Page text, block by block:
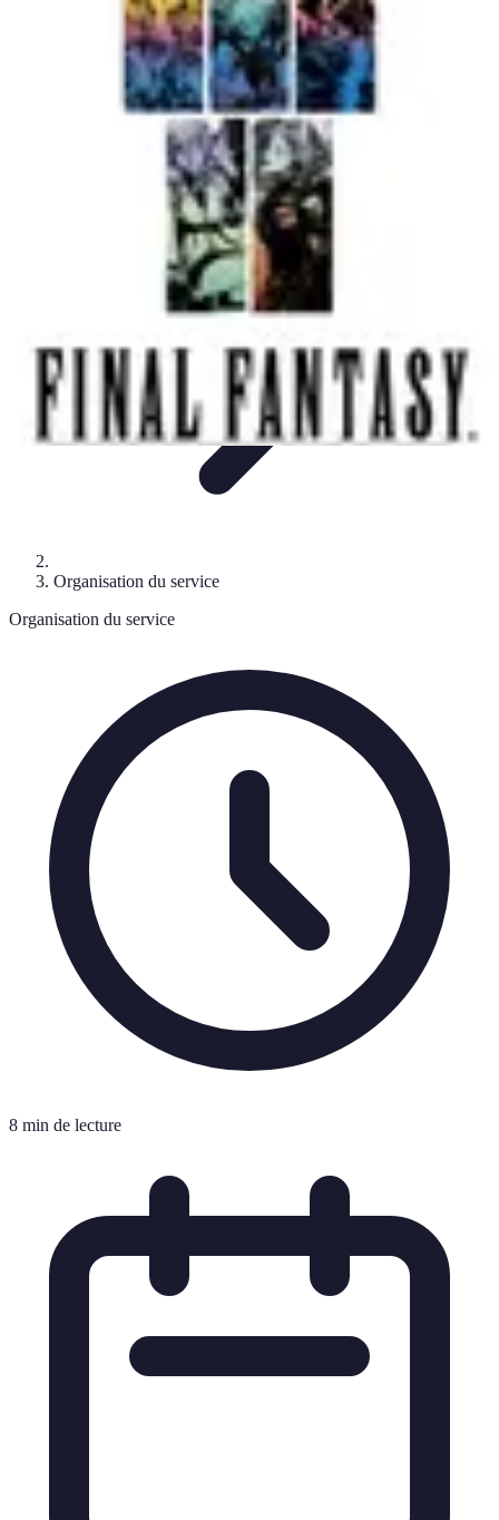
Services Mémoriaux
PersonnalisationRituels et discoursConseils pratiques
Listes & Conseils
Services Mémoriaux
Organisation du service
Organisation du service
8 min de lecture